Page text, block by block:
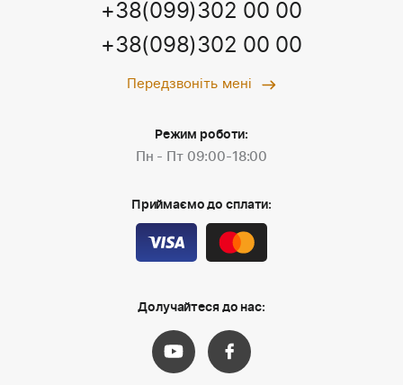
+38(099)302 00 00
+38(098)302 00 00
Передзвоніть мені
Режим роботи:
Пн - Пт 09:00-18:00
Приймаємо до сплати:
Долучайтеся до нас: